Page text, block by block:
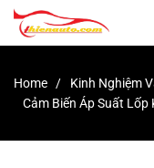
Home
Kinh Nghiệm
Cảm Biến Áp Suất Lốp